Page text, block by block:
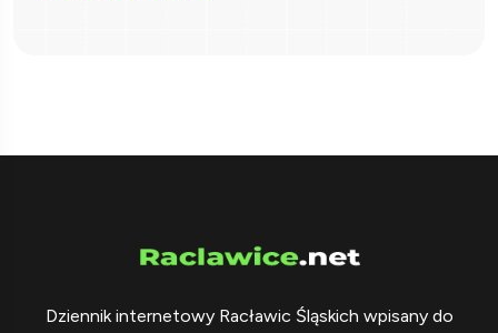
Dziennik internetowy Racławic Śląskich wpisany do